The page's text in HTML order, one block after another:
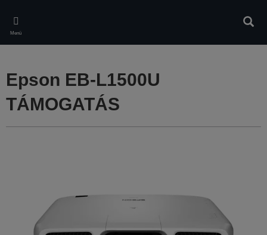
main
content
Menü
Epson EB-L1500U
TÁMOGATÁS